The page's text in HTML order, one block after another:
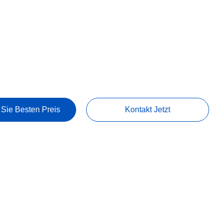
Besten Preis Kontakt Jetzt